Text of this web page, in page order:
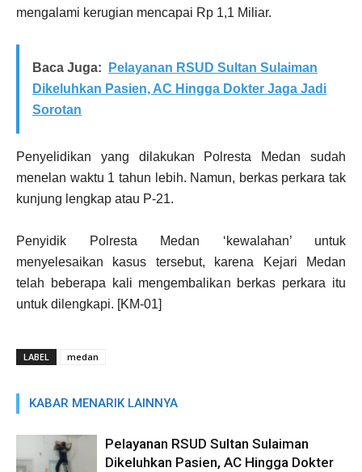
mengalami kerugian mencapai Rp 1,1 Miliar.
Baca Juga:
Pelayanan RSUD Sultan Sulaiman
Dikeluhkan Pasien, AC Hingga Dokter Jaga Jadi
Sorotan
Penyelidikan yang dilakukan Polresta Medan sudah
menelan waktu 1 tahun lebih. Namun, berkas perkara tak
kunjung lengkap atau P-21.
Penyidik Polresta Medan ‘kewalahan’ untuk
menyelesaikan kasus tersebut, karena Kejari Medan
telah beberapa kali mengembalikan berkas perkara itu
untuk dilengkapi. [KM-01]
LABEL medan
KABAR MENARIK LAINNYA
Pelayanan RSUD Sultan Sulaiman
Dikeluhkan Pasien, AC Hingga Dokter